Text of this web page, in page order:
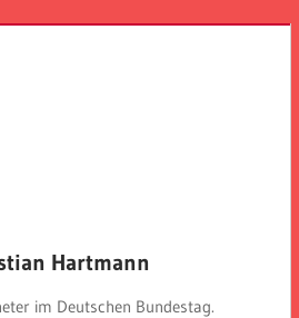
Hartmann
im Deutschen Bundestag.